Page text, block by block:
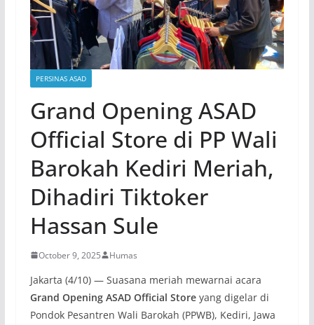
PERSINAS ASAD
Grand Opening ASAD
Official Store di PP Wali
Barokah Kediri Meriah,
Dihadiri Tiktoker
Hassan Sule
October 9, 2025 Humas
Jakarta (4/10) — Suasana meriah mewarnai acara
Grand Opening ASAD Official Storeyang digelar di
Pondok Pesantren Wali Barokah (PPWB), Kediri, Jawa